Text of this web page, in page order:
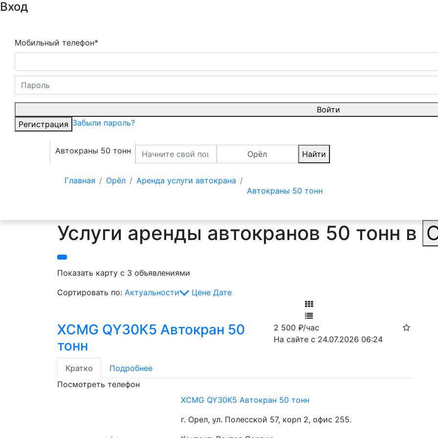
Вход
Мобильный телефон*
Войти
Регистрация Забыли пароль?
Автокраны 50 тонн Орёл Найти
Главная Орёл
Аренда услуги автокрана
Автокраны 50 тонн
Услуги аренды автокранов 50 тонн в
Показать карту с 3 объявлениями
Сортировать по: Актуальности Цене Дате
XCMG QY30K5 Автокран 50
тонн
2 500₽/час
На сайте с 24.07.2026 06:24
Кратко
Подробнее
Посмотреть телефон
XCMG QY30K5 Автокран 50 тонн
г. Орел, ул. Полесской 57, корп 2, офис 255.